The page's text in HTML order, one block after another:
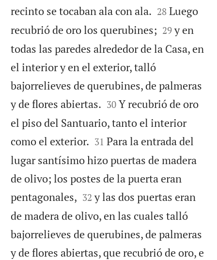
recinto se tocaban ala con ala. 

28 Luego
recubrió de oro los querubines; 

29 y en
todas las paredes alrededor de la Casa, en
el interior y en el exterior, talló
bajorrelieves de querubines, de palmeras
y de flores abiertas. 

30 Y recubrió de oro
el piso del Santuario, tanto el interior
como el exterior. 

31 Para la entrada del
lugar santísimo hizo puertas de madera
de olivo; los postes de la puerta eran
pentagonales, 

32 y las dos puertas eran
de madera de olivo, en las cuales talló
bajorrelieves de querubines, de palmeras
y de flores abiertas, que recubrió de oro, e